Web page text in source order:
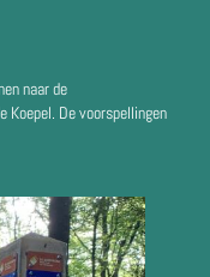
naar de
De voorspellingen